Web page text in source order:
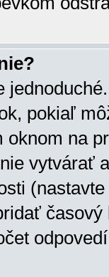
pokiaľ
oknom na
vytvárať